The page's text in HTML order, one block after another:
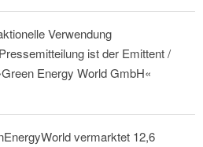
Verwendung
ist der Emittent /
Energy World GmbH«
vermarktet 12,6